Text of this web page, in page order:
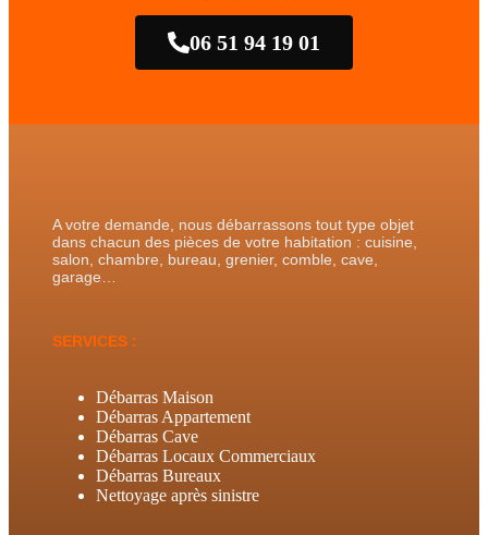
06 51 94 19 01
A votre demande, nous débarrassons tout type objet
dans chacun des pièces de votre habitation : cuisine,
salon, chambre, bureau, grenier, comble, cave,
garage…
SERVICES :
Débarras Maison
Débarras Appartement
Débarras Cave
Débarras Locaux Commerciaux
Débarras Bureaux
Nettoyage après sinistre